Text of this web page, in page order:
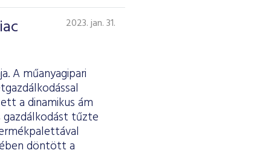
2023. jan. 31.
A műanyagipari
a dinamikus ám
tűzte
döntött a